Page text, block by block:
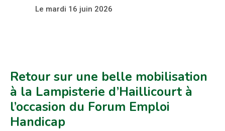
Le mardi 16 juin 2026
Retour sur une belle mobilisation
à la Lampisterie d’Haillicourt à
l’occasion du Forum Emploi
Handicap